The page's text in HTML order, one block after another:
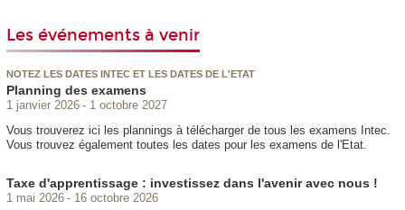
Les événements à venir
NOTEZ LES DATES INTEC ET LES DATES DE L'ETAT
Planning des examens
1 janvier 2026
1 octobre 2027
Vous trouverez ici les plannings à télécharger de tous les examens Intec.
Vous trouvez également toutes les dates pour les examens de l'Etat.
Taxe d'apprentissage : investissez dans l'avenir avec nous !
1 mai 2026
16 octobre 2026